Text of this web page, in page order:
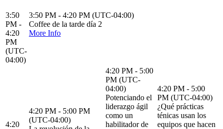
3:50
PM -
4:20
PM
(UTC-
04:00)
3:50 PM - 4:20 PM (UTC-04:00)
Coffee de la tarde día 2
More Info
4:20
4:20 PM - 5:00 PM
(UTC-04:00)
4:20 PM - 5:00
PM (UTC-
04:00)
Potenciando el
liderazgo ágil
como un
habilitador de
4:20 PM - 5:00
PM (UTC-04:00)
¿Qué prácticas
ténicas usan los
equipos que hacen